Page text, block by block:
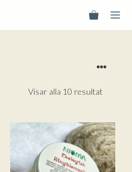
Visar alla 10 resultat